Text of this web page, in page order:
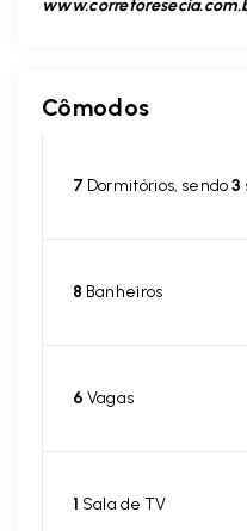
Cômodos
7 Dormitórios, sendo3
8 Banheiros
6 Vagas
1 Sala de TV